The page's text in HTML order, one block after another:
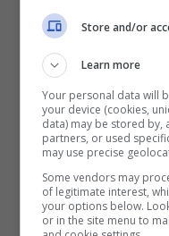
affidamento sui
sostegno, a
ad esempio, si
potuto aiutare i
matematica e ha
competenze su
scarse. Si è
Store and/or
Learn more
Your personal data will
your device (cookies,
data) may be stored by,
partners, or used
may use precise
Some vendors may
of legitimate interest,
your options below.
or in the site menu to